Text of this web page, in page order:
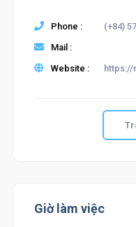
Phone :
(+84)
Mail :
Website :
https://
Giờ làm việc